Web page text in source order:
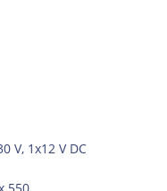
V, 1x12 V DC